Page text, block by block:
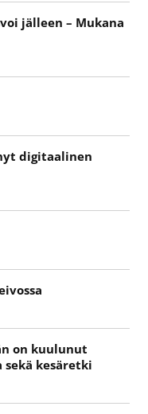
jälleen – Mukana
digitaalinen
on kuulunut
kesäretki